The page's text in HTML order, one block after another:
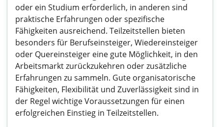
oder ein Studium erforderlich, in anderen sind
praktische Erfahrungen oder spezifische
Fähigkeiten ausreichend. Teilzeitstellen bieten
besonders für Berufseinsteiger, Wiedereinsteiger
oder Quereinsteiger eine gute Möglichkeit, in den
Arbeitsmarkt zurückzukehren oder zusätzliche
Erfahrungen zu sammeln. Gute organisatorische
Fähigkeiten, Flexibilität und Zuverlässigkeit sind in
der Regel wichtige Voraussetzungen für einen
erfolgreichen Einstieg in Teilzeitstellen.